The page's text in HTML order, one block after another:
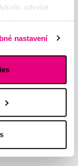
odvolat.
nastavení
nabídkách